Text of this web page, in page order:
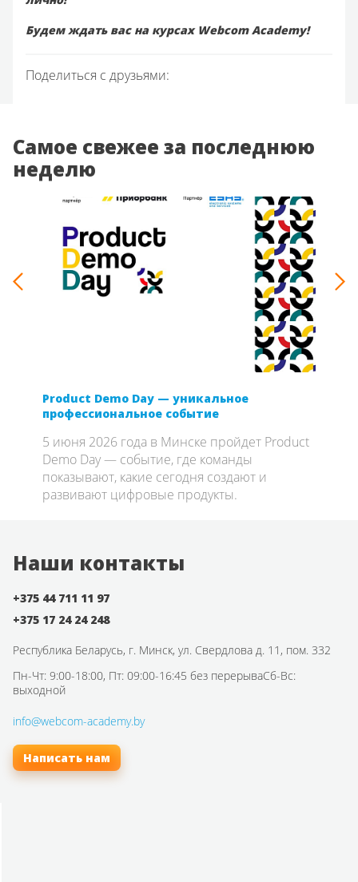
Будем ждать вас на курсах Webcom Academy!
Поделиться с друзьями:
Самое свежее за последнюю
неделю
Product Demo Day — уникальное
профессиональное событие
5 июня 2026 года в Минске пройдет Product
Demo Day — событие, где команды
показывают, какие сегодня создают и
развивают цифровые продукты.
Наши контакты
+375 44 711 11 97
+375 17 24 24 248
Республика Беларусь, г. Минск, ул. Свердлова д. 11, пом. 332
Пн-Чт: 9:00-18:00, Пт: 09:00-16:45 без перерываСб-Вс:
выходной
info@webcom-academy.by
Написать нам